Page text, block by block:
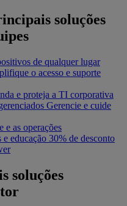
soluções
de qualquer lugar
o acesso e suporte
e proteja a TI corporativa
Gerencie e cuide
e as operações
educação 30% de desconto
soluções